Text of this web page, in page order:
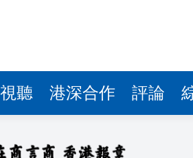
視聽 港深合作 評論
五組數據見證文儒沉香從傳統邁
委員考察團來瓊考察
換新帶動消費約18億元
解鎖閱讀新玩法